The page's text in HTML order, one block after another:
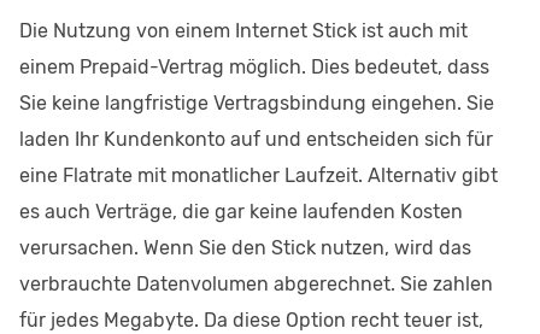
Die Nutzung von einem Internet Stick ist auch mit
einem Prepaid-Vertrag möglich. Dies bedeutet, dass
Sie keine langfristige Vertragsbindung eingehen. Sie
laden Ihr Kundenkonto auf und entscheiden sich für
eine Flatrate mit monatlicher Laufzeit. Alternativ gibt
es auch Verträge, die gar keine laufenden Kosten
verursachen. Wenn Sie den Stick nutzen, wird das
verbrauchte Datenvolumen abgerechnet. Sie zahlen
für jedes Megabyte. Da diese Option recht teuer ist,